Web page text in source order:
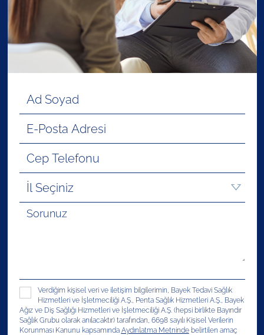
Verdiğim kişisel veri ve iletişim bilgilerimin, Bayek Tedavi Sağlık
Hizmetleri ve İşletmeciliği A.Ş., Penta Sağlık Hizmetleri A.Ş., Bayek
Ağız ve Diş Sağlığı Hizmetleri ve İşletmeciliği A.Ş. (hepsi birlikte Bayındır
Sağlık Grubu olarak anılacaktır) tarafından, 6698 sayılı Kişisel Verilerin
Korunması Kanunu kapsamında Aydınlatma Metnindebelirtilen amaç